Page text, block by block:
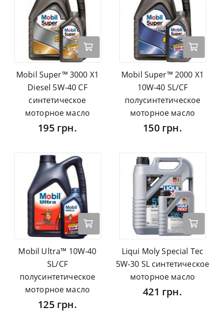
Mobil Super™ 3000 X1
Diesel 5W-40 CF
синтетическое
моторное масло
195 грн.
Mobil Super™ 2000 X1
10W-40 SL/CF
полусинтетическое
моторное масло
150 грн.
Mobil Ultra™ 10W-40
SL/CF
полусинтетическое
моторное масло
125 грн.
Liqui Moly Special Tec
5W-30 SL синтетическое
моторное масло
421 грн.